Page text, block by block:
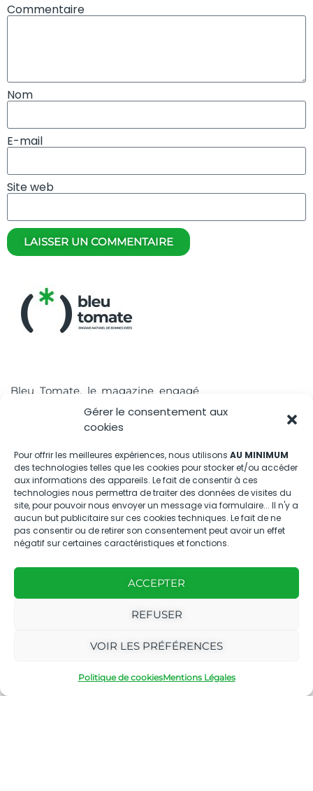
Gérer le consentement aux
cookies
Pour offrir les meilleures expériences, nous utilisons AU MINIMUM
des technologies telles que les cookies pour stocker et/ou accéder
aux informations des appareils. Le fait de consentir à ces
technologies nous permettra de traiter des données de visites du
site, pour pouvoir nous envoyer un message via formulaire... Il n'y a
aucun but publicitaire sur ces cookies techniques. Le fait de ne
pas consentir ou de retirer son consentement peut avoir un effet
négatif sur certaines caractéristiques et fonctions.
ACCEPTER
REFUSER
VOIR LES PRÉFÉRENCES
Politique de cookiesMentions Légales
Commentaire
Nom
E-mail
Site web
LAISSER UN COMMENTAIRE
Bleu Tomate, le magazine engagé
pour la transition écologique en
Provence et en Méditerranée.
Accès rapide
Nous contacter
04.88.08.75.28